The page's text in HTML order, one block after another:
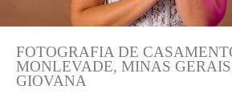
FOTOGRAFIA DE
MONLEVADE, MINAS
GIOVANA